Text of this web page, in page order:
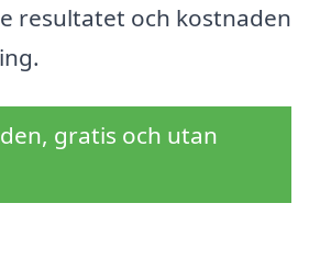
resultatet och kostnaden
gratis och utan